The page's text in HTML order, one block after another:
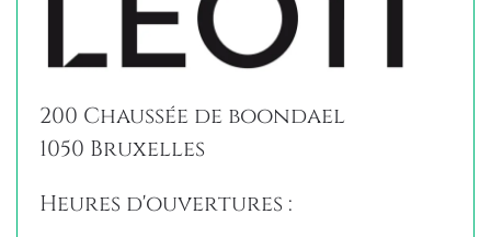
200 Chaussée de boondael
1050 Bruxelles
Heures d'ouvertures :